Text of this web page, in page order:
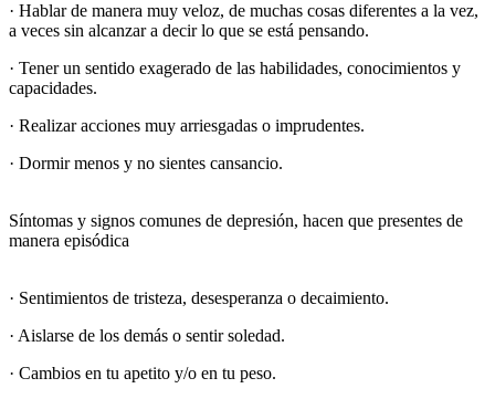
· Hablar de manera muy veloz, de muchas cosas diferentes a la vez,
a veces sin alcanzar a decir lo que se está pensando.
· Tener un sentido exagerado de las habilidades, conocimientos y
capacidades.
· Realizar acciones muy arriesgadas o imprudentes.
· Dormir menos y no sientes cansancio.
Síntomas y signos comunes de depresión, hacen que presentes de
manera episódica
· Sentimientos de tristeza, desesperanza o decaimiento.
· Aislarse de los demás o sentir soledad.
· Cambios en tu apetito y/o en tu peso.